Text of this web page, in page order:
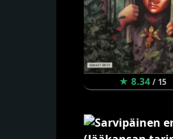
★ 8.34/ 15